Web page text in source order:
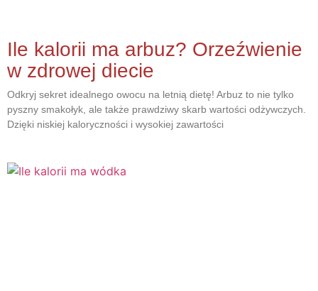
Ile kalorii ma arbuz? Orzeźwienie
w zdrowej diecie
Odkryj sekret idealnego owocu na letnią dietę! Arbuz to nie tylko
pyszny smakołyk, ale także prawdziwy skarb wartości odżywczych.
Dzięki niskiej kaloryczności i wysokiej zawartości